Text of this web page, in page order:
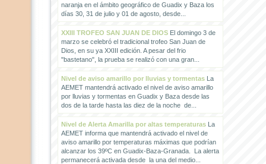
naranja en el ámbito geográfico de Guadix y Baza los
días 30, 31 de julio y 01 de agosto, desde...
XXIII TROFEO SAN JUAN DE DIOSEl domingo 3 de
marzo se celebró el tradicional trofeo San Juan de
Dios, en su ya XXIII edición. A pesar del frio
"bastetano", la prueba se realizó con una gran...
Nivel de aviso amarillo por lluvias y tormentasLa
AEMET mantendrá activado el nivel de aviso amarillo
por lluvias y tormentas en Guadix y Baza desde las
dos de la tarde hasta las diez de la noche de...
Nivel de Alerta Amarilla por altas temperaturasLa
AEMET informa que mantendrá activado el nivel de
aviso amarillo por temperaturas máximas que podrían
alcanzar los 39ºC en Guadix-Baza-Granada. La alerta
permanecerá activada desde la una del medio...